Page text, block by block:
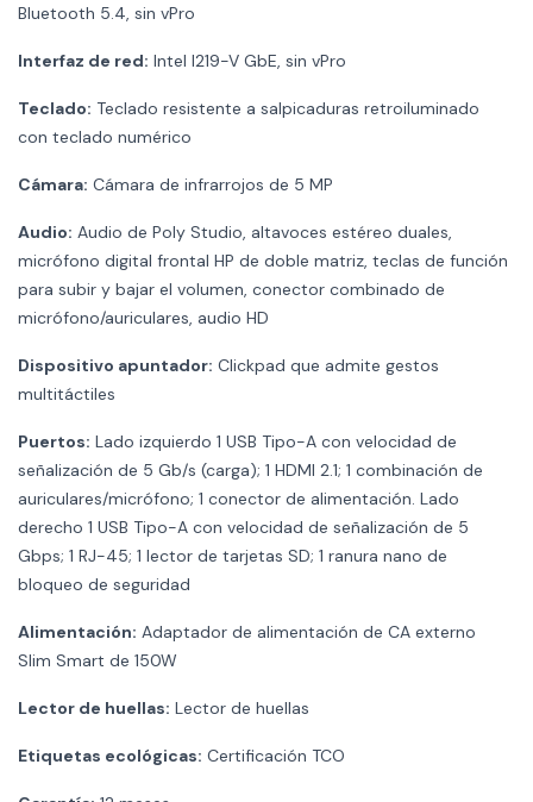
Bluetooth 5.4, sin vPro
Interfaz de red: Intel I219-V GbE, sin vPro
Teclado: Teclado resistente a salpicaduras retroiluminado
con teclado numérico
Cámara: Cámara de infrarrojos de 5 MP
Audio: Audio de Poly Studio, altavoces estéreo duales,
micrófono digital frontal HP de doble matriz, teclas de función
para subir y bajar el volumen, conector combinado de
micrófono/auriculares, audio HD
Dispositivo apuntador: Clickpad que admite gestos
multitáctiles
Puertos: Lado izquierdo 1 USB Tipo-A con velocidad de
señalización de 5 Gb/s (carga); 1 HDMI 2.1; 1 combinación de
auriculares/micrófono; 1 conector de alimentación. Lado
derecho 1 USB Tipo-A con velocidad de señalización de 5
Gbps; 1 RJ-45; 1 lector de tarjetas SD; 1 ranura nano de
bloqueo de seguridad
Alimentación: Adaptador de alimentación de CA externo
Slim Smart de 150W
Lector de huellas: Lector de huellas
Etiquetas ecológicas: Certificación TCO